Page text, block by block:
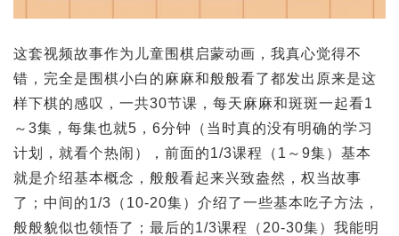
这套视频故事作为儿童围棋启蒙动画，我真心觉得不
错，完全是围棋小白的麻麻和般般看了都发出原来是这
样下棋的感叹，一共30节课，每天麻麻和斑斑一起看1
～3集，每集也就5，6分钟（当时真的没有明确的学习
计划，就看个热闹），前面的1/3课程（1～9集）基本
就是介绍基本概念，般般看起来兴致盎然，权当故事
了；中间的1/3（10-20集）介绍了一些基本吃子方法，
般般貌似也领悟了；最后的1/3课程（20-30集）我能明